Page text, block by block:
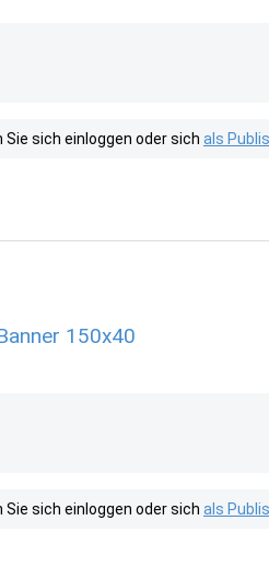
sich einloggen oder sich als
150x40
sich einloggen oder sich als